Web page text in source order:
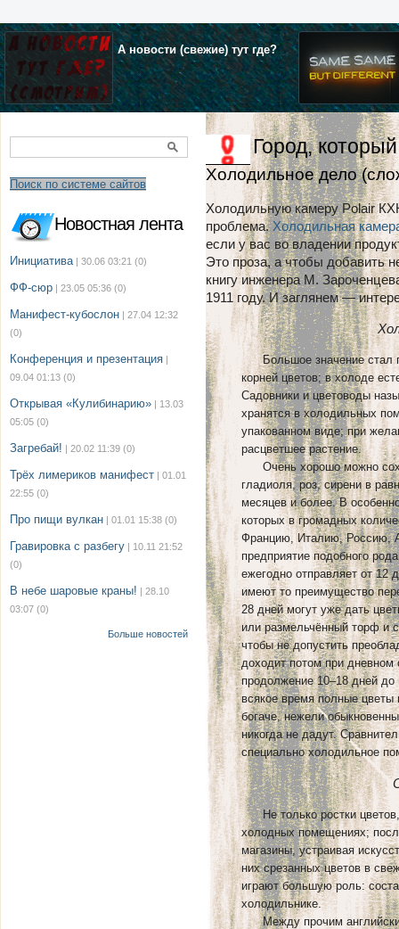
А новости (свежие) тут где?
Поиск по системе сайтов
Новостная лента
Инициатива | 30.06 03:21 (0)
ФФ-сюр | 23.05 05:36 (0)
Манифест-кубослон | 27.04 12:32
(0)
Конференция и презентация |
09.04 01:13 (0)
Открывая «Кулибинарию» | 13.03
05:05 (0)
Загребай! | 20.02 11:39 (0)
Трёх лимериков манифест | 01.01
22:55 (0)
Про пищи вулкан | 01.01 15:38 (0)
Гравировка с разбегу | 10.11 21:52
(0)
В небе шаровые краны! | 28.10
03:07 (0)
Больше новостей
Город,
Холодильное дело
Холодильную камеру Polair
проблема.Холодильная
если у вас во владении
Это проза, а чтобы добавить
книгу инженера М.
1911 году. И заглянем —
Большое значение стал
корней цветов; в холоде
Садовники и цветоводы
хранятся в холодильных
упакованном виде; при
расцветшее растение.
Очень хорошо можно
гладиоля, роз, сирени в
месяцев и более. В
которых в громадных
Францию, Италию, Россию,
предприятие подобного
ежегодно отправляет от 12
имеют то преимущество
28 дней могут уже дать
или размельчённый торф и
чтобы не допустить
доходит потом при дневном
продолжение 10–18 дней до
всякое время полные
богаче, нежели
никогда не дадут.
специально холодильное
Не только ростки цветов,
холодных помещениях;
магазины, устраивая
них срезанных цветов в
играют большую роль:
холодильнике.
Между прочим